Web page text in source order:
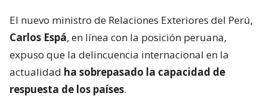
El nuevo ministro de Relaciones Exteriores del Perú,
Carlos Espá, en línea con la posición peruana,
expuso que la delincuencia internacional en la
actualidad ha sobrepasado la capacidad de
respuesta de los países.